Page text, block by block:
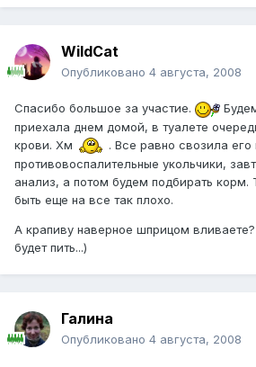
WildCat
Опубликовано 4 августа, 2008
Спасибо большое за участие.
приехала днем домой, в туалете
крови. Хм
. Все равно свозила
противовоспалительные укольчики,
анализ, а потом будем подбирать корм.
быть еще на все так плохо.
А крапиву наверное шприцом
будет пить...)
Галина
Опубликовано 4 августа, 2008